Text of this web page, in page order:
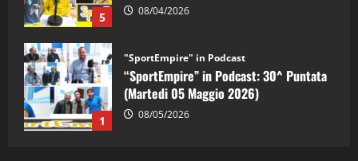
1 08/05/2026
2
"SportEmpire" in Podcast
“SportEmpire” in Podcast: 29^ Puntata
(Martedi 28 Aprile 2026)
28/04/2026